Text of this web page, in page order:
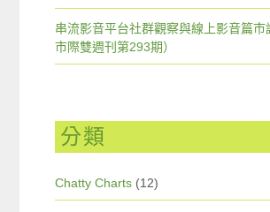
串流影音平台社群觀察與線上影音篇市
市際雙週刊第293期）
分類
Chatty Charts (12)